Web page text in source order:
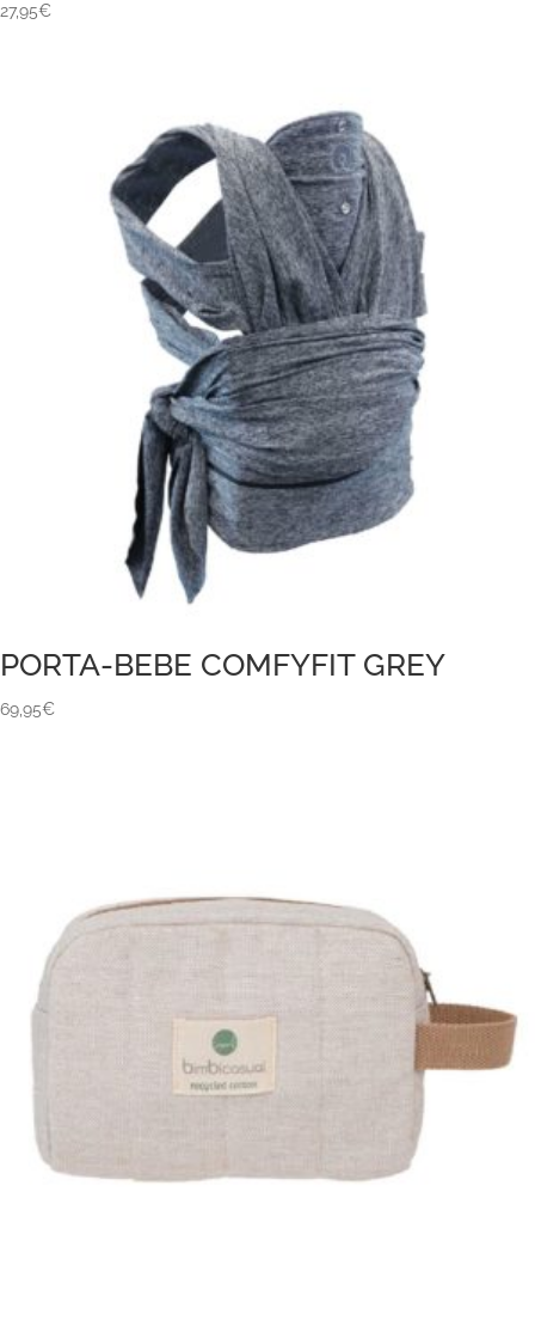
27,95€
PORTA-BEBE COMFYFIT GREY
69,95€